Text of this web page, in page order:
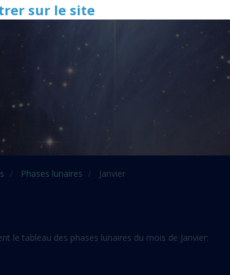
Phases lunaires Janvier
le tableau des phases lunaires du mois de Janvier:
sur le site